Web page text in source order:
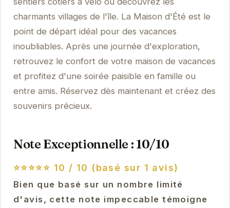
charmants villages de l'île. La Maison d'Été est le
point de départ idéal pour des vacances
inoubliables. Après une journée d'exploration,
retrouvez le confort de votre maison de vacances
et profitez d'une soirée paisible en famille ou
entre amis. Réservez dès maintenant et créez des
souvenirs précieux.
Note Exceptionnelle : 10/10
⭐⭐⭐⭐⭐ 10 / 10 (basé sur 1 avis)
Bien que basé sur un nombre limité
d'avis, cette note impeccable témoigne